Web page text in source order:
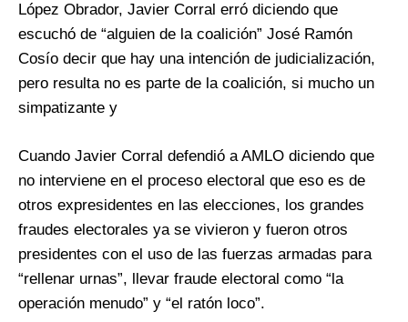
López Obrador, Javier Corral erró diciendo que
escuchó de “alguien de la coalición” José Ramón
Cosío decir que hay una intención de judicialización,
pero resulta no es parte de la coalición, si mucho un
simpatizante y
Cuando Javier Corral defendió a AMLO diciendo que
no interviene en el proceso electoral que eso es de
otros expresidentes en las elecciones, los grandes
fraudes electorales ya se vivieron y fueron otros
presidentes con el uso de las fuerzas armadas para
“rellenar urnas”, llevar fraude electoral como “la
operación menudo” y “el ratón loco”.